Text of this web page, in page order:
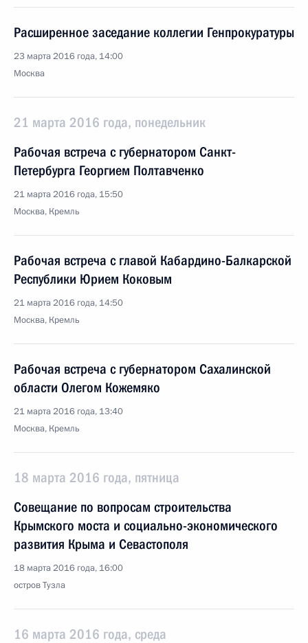
Расширенное заседание коллегии Генпрокуратуры
23 марта 2016 года, 14:00
Москва
21 марта 2016 года, понедельник
Рабочая встреча с губернатором Санкт-
Петербурга Георгием Полтавченко
21 марта 2016 года, 15:50
Москва, Кремль
Рабочая встреча с главой Кабардино-Балкарской
Республики Юрием Коковым
21 марта 2016 года, 14:50
Москва, Кремль
Рабочая встреча с губернатором Сахалинской
области Олегом Кожемяко
21 марта 2016 года, 13:40
Москва, Кремль
18 марта 2016 года, пятница
Совещание по вопросам строительства
Крымского моста и социально-экономического
развития Крыма и Севастополя
18 марта 2016 года, 16:00
остров Тузла
16 марта 2016 года, среда